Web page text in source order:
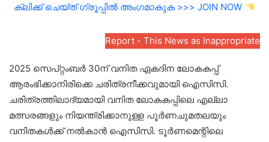
ക്ലിക്ക് ചെയ്ത് ഗ്രൂപ്പിൽ അംഗമാകുക >>> JOIN NOW
Report - This News as Inappropriate
2025 സെപ്റ്റംബർ 30ന് വനിത ഏകദിന ലോകകപ്പ്
ആരംഭിക്കാനിരിക്കെ ചരിത്രനീക്കവുമായി ഐസിസി.
ചരിത്രത്തിലാദ്യമായി വനിത ലോകകപ്പിലെ എല്ലാ
മത്സരങ്ങളും നിയന്ത്രിക്കാനുള്ള പൂർണചുമതലയും
വനിതകൾക്ക് നൽകാൻ ഐസിസി. ടൂർണമെന്റിലെ